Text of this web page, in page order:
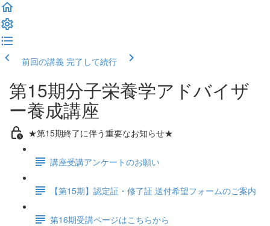
前回の講義 完了して続行
第15期分子栄養学アドバイザ
ー養成講座
★第15期終了に伴う重要なお知らせ★
講座受講アンケートのお願い
【第15期】認定証・修了証 送付希望フォームのご案内
第16期受講ページはこちらから